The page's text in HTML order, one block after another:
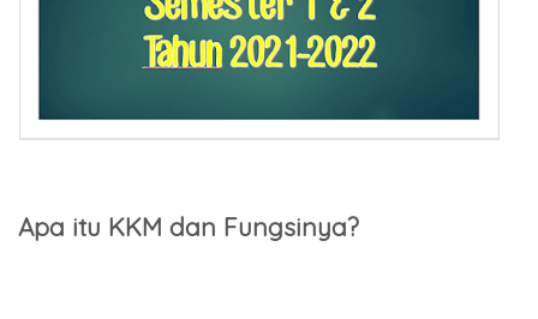
Apa itu KKM dan Fungsinya?